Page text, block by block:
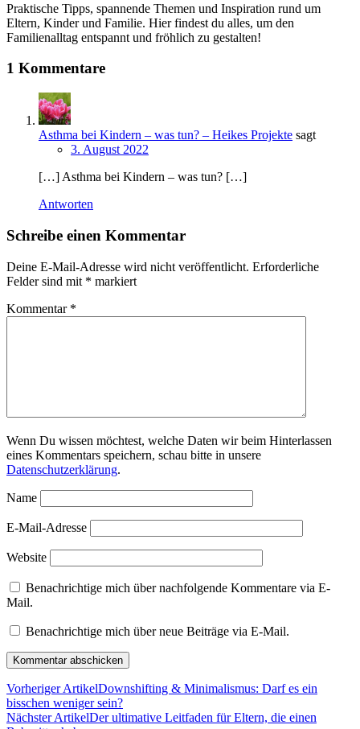
Praktische Tipps, spannende Themen und Inspiration rund um
Eltern, Kinder und Familie. Hier findest du alles, um den
Familienalltag entspannt und fröhlich zu gestalten!
1 Kommentare
Asthma bei Kindern – was tun? – Heikes Projekte sagt
3. August 2022
[…] Asthma bei Kindern – was tun? […]
Antworten
Schreibe einen Kommentar
Deine E-Mail-Adresse wird nicht veröffentlicht. Erforderliche
Felder sind mit * markiert
Kommentar *
Wenn Du wissen möchtest, welche Daten wir beim Hinterlassen
eines Kommentars speichern, schau bitte in unsere
Datenschutzerklärung.
Name
E-Mail-Adresse
Website
Benachrichtige mich über nachfolgende Kommentare via E-
Mail.
Benachrichtige mich über neue Beiträge via E-Mail.
Vorheriger ArtikelDownshifting & Minimalismus: Darf es ein
bisschen weniger sein?
Nächster ArtikelDer ultimative Leitfaden für Eltern, die einen